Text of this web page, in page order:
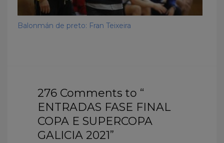
Balonmán de preto: Fran Teixeira
276 Comments to “
ENTRADAS FASE FINAL
COPA E SUPERCOPA
GALICIA 2021”